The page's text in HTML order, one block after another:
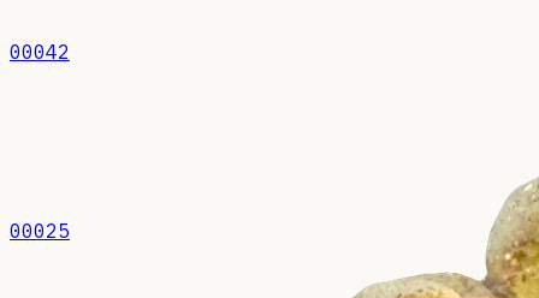
00042
00025